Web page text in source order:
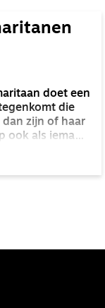
doet een
die
zijn of haar
ook als iemand
voorzien?